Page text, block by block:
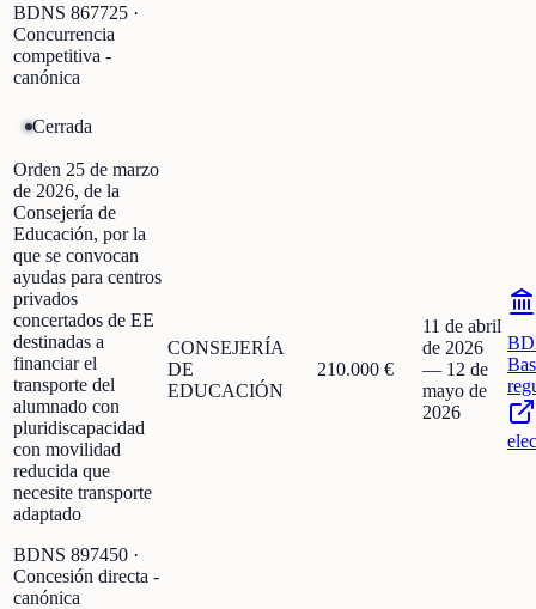
BDNS 867725 ·
Concurrencia
competitiva -
canónica
Cerrada
Orden 25 de marzo
de 2026, de la
Consejería de
Educación, por la
que se convocan
ayudas para centros
privados
concertados de EE
destinadas a
financiar el
transporte del
alumnado con
pluridiscapacidad
con movilidad
reducida que
necesite transporte
adaptado
BDNS 897450 ·
Concesión directa -
canónica
CONSEJERÍA
DE
EDUCACIÓN
210.000 €
11 de abril
de 2026
— 12 de
mayo de
2026